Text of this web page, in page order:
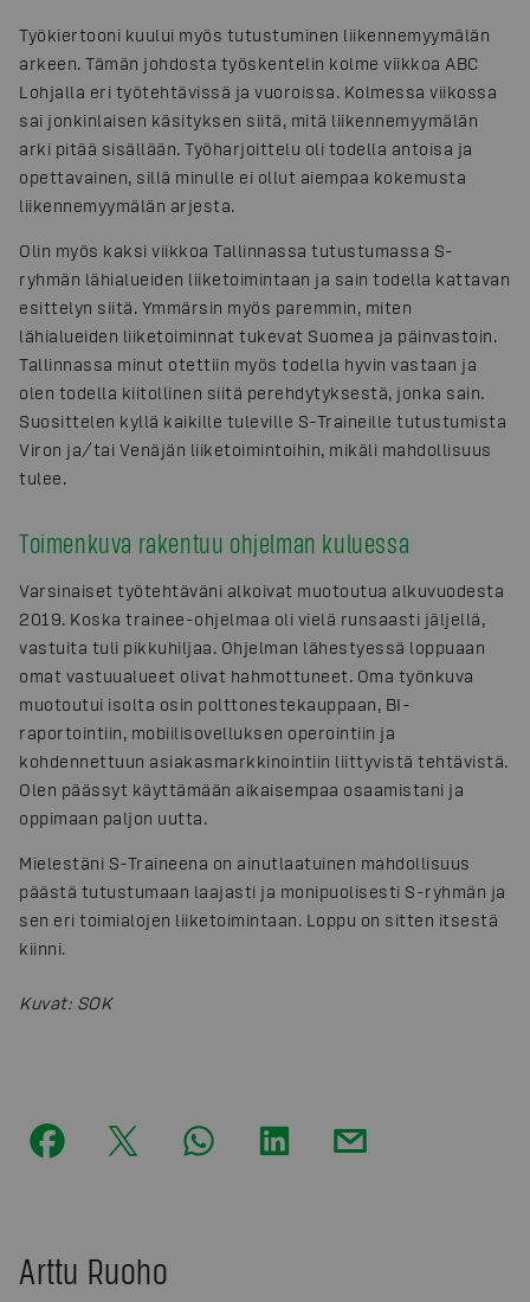
Työkiertooni kuului myös tutustuminen liikennemyymälän
arkeen. Tämän johdosta työskentelin kolme viikkoa ABC
Lohjalla eri työtehtävissä ja vuoroissa. Kolmessa viikossa
sai jonkinlaisen käsityksen siitä, mitä liikennemyymälän
arki pitää sisällään. Työharjoittelu oli todella antoisa ja
opettavainen, sillä minulle ei ollut aiempaa kokemusta
liikennemyymälän arjesta.
Olin myös kaksi viikkoa Tallinnassa tutustumassa S-
ryhmän lähialueiden liiketoimintaan ja sain todella kattavan
esittelyn siitä. Ymmärsin myös paremmin, miten
lähialueiden liiketoiminnat tukevat Suomea ja päinvastoin.
Tallinnassa minut otettiin myös todella hyvin vastaan ja
olen todella kiitollinen siitä perehdytyksestä, jonka sain.
Suosittelen kyllä kaikille tuleville S-Traineille tutustumista
Viron ja/tai Venäjän liiketoimintoihin, mikäli mahdollisuus
tulee.
Toimenkuva rakentuu ohjelman kuluessa
Varsinaiset työtehtäväni alkoivat muotoutua alkuvuodesta
2019. Koska trainee-ohjelmaa oli vielä runsaasti jäljellä,
vastuita tuli pikkuhiljaa. Ohjelman lähestyessä loppuaan
omat vastuualueet olivat hahmottuneet. Oma työnkuva
muotoutui isolta osin polttonestekauppaan, BI-
raportointiin, mobiilisovelluksen operointiin ja
kohdennettuun asiakasmarkkinointiin liittyvistä tehtävistä.
Olen päässyt käyttämään aikaisempaa osaamistani ja
oppimaan paljon uutta.
Mielestäni S-Traineena on ainutlaatuinen mahdollisuus
päästä tutustumaan laajasti ja monipuolisesti S-ryhmän ja
sen eri toimialojen liiketoimintaan. Loppu on sitten itsestä
kiinni.
Kuvat: SOK
Arttu Ruoho